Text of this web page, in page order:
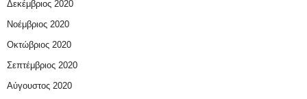
Δεκέμβριος 2020
Νοέμβριος 2020
Οκτώβριος 2020
Σεπτέμβριος 2020
Αύγουστος 2020